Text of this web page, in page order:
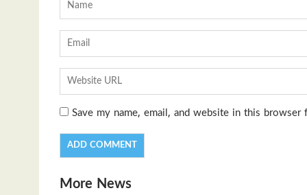
Save my name, email, and website in this
More News